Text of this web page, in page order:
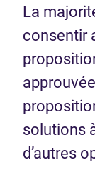
La
consentir
solutions
d’autres